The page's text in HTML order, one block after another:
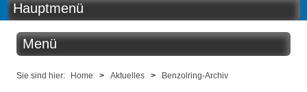
Hauptmenü
Home
Menü
Aktuelles
Sie sind hier: Home > Aktuelles > Benzolring-Archiv